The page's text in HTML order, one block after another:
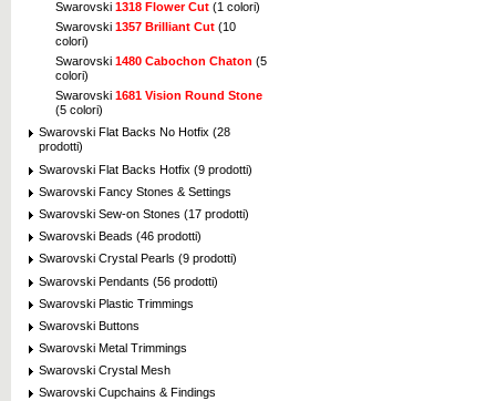
Swarovski 1318 Flower Cut (1 colori)
Swarovski 1357 Brilliant Cut (10
colori)
Swarovski 1480 Cabochon Chaton (5
colori)
Swarovski 1681 Vision Round Stone
(5 colori)
Swarovski Flat Backs No Hotfix (28
prodotti)
Swarovski Flat Backs Hotfix (9 prodotti)
Swarovski Fancy Stones & Settings
Swarovski Sew-on Stones (17 prodotti)
Swarovski Beads (46 prodotti)
Swarovski Crystal Pearls (9 prodotti)
Swarovski Pendants (56 prodotti)
Swarovski Plastic Trimmings
Swarovski Buttons
Swarovski Metal Trimmings
Swarovski Crystal Mesh
Swarovski Cupchains & Findings